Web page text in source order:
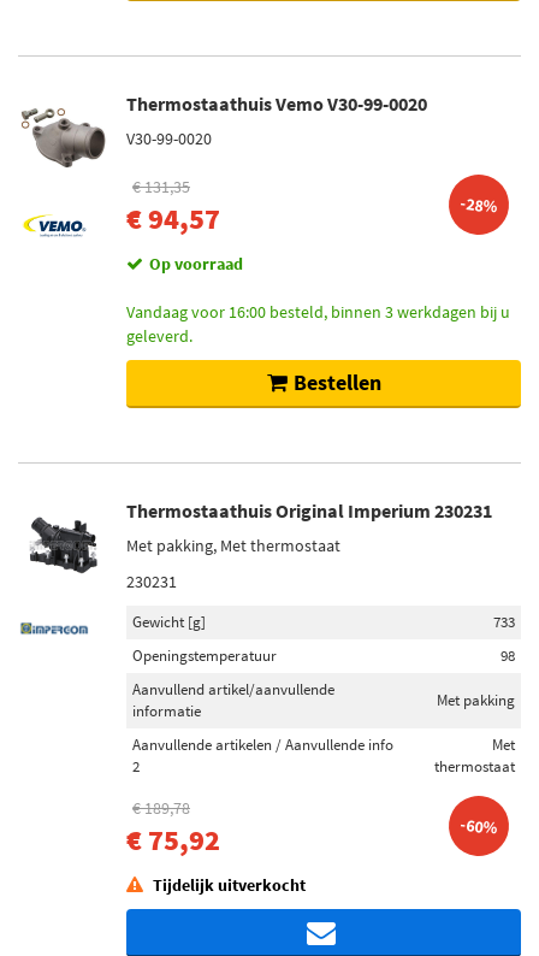
Thermostaathuis Vemo V30-99-0020
V30-99-0020
€ 131,35
€ 94,57 -28%
Op voorraad
Vandaag voor 16:00 besteld, binnen 3 werkdagen bij u
geleverd.
Bestellen
Thermostaathuis Original Imperium 230231
Met pakking, Met thermostaat
230231
Gewicht [g]
733
Openingstemperatuur
98
Aanvullend artikel/aanvullende
informatie
Met pakking
Aanvullende artikelen / Aanvullende info
2
Met
thermostaat
€ 189,78
€ 75,92 -60%
Tijdelijk uitverkocht